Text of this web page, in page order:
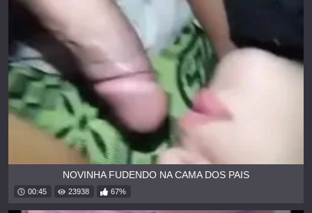
NOVINHA FUDENDO NA CAMA DOS PAIS
00:45 23938 67%